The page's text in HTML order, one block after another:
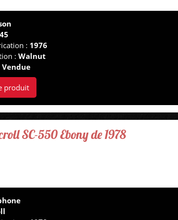
: 1976
:Walnut
Vendue
produit
SC-550 Ebony de 1978